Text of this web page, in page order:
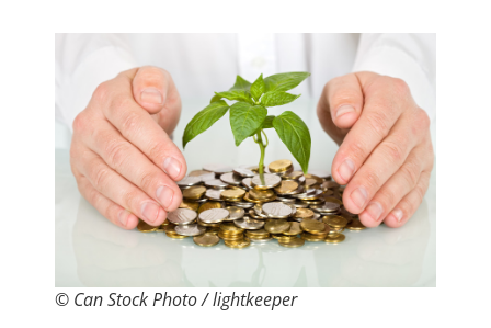
© Can Stock Photo / lightkeeper